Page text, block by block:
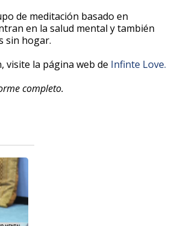
de meditación basado en
en la salud mental y también
sin hogar.
visite la página web de Infinte Love.
completo.